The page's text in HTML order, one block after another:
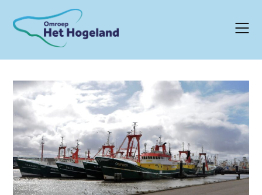
content